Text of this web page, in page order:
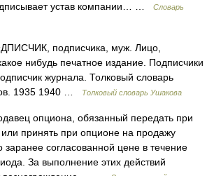
устав компании… …
Словарь
подписчика, муж. Лицо,
нибудь печатное издание. Подписчики
журнала. Толковый словарь
1935 1940 …
Толковый словарь Ушакова
опциона, обязанный передать при
принять при опционе на продажу
согласованной цене в течение
За выполнение этих действий